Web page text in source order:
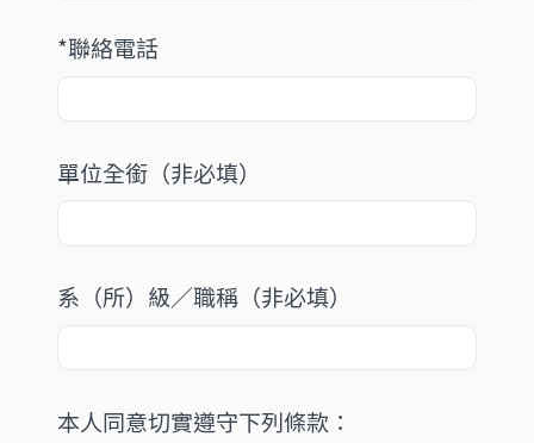
*聯絡電話
單位全銜（非必填）
系（所）級／職稱（非必填）
本人同意切實遵守下列條款：